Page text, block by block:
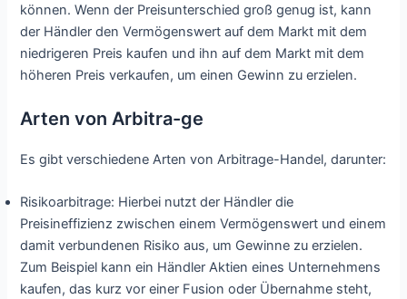
können. Wenn der Preisunterschied groß genug ist, kann
der Händler den Vermögenswert auf dem Markt mit dem
niedrigeren Preis kaufen und ihn auf dem Markt mit dem
höheren Preis verkaufen, um einen Gewinn zu erzielen.
Arten von Arbitra-ge
Es gibt verschiedene Arten von Arbitrage-Handel, darunter:
Risikoarbitrage: Hierbei nutzt der Händler die
Preisineffizienz zwischen einem Vermögenswert und einem
damit verbundenen Risiko aus, um Gewinne zu erzielen.
Zum Beispiel kann ein Händler Aktien eines Unternehmens
kaufen, das kurz vor einer Fusion oder Übernahme steht,